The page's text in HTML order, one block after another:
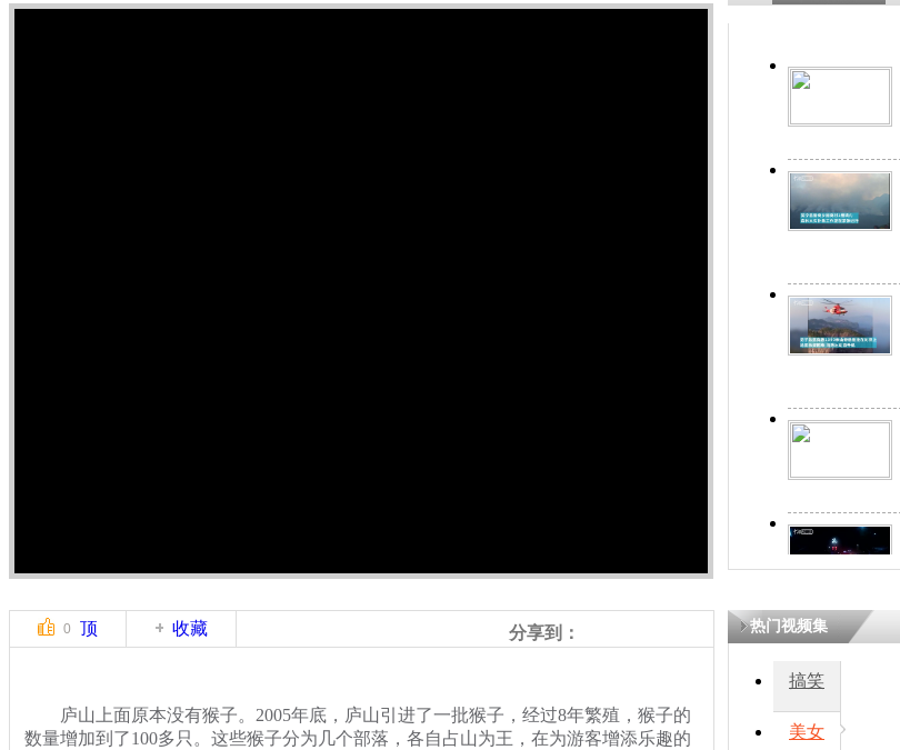
0 顶 收藏 分享到：
庐山上面原本没有猴子。2005年底，庐山引进了一批猴子，经过8年繁殖，猴子的
数量增加到了100多只。这些猴子分为几个部落，各自占山为王，在为游客增添乐趣的
热门视频集
搞笑
美女